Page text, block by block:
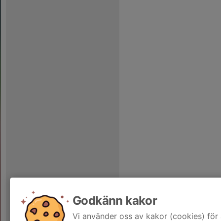
Godkänn kakor
Vi använder oss av kakor (cookies)